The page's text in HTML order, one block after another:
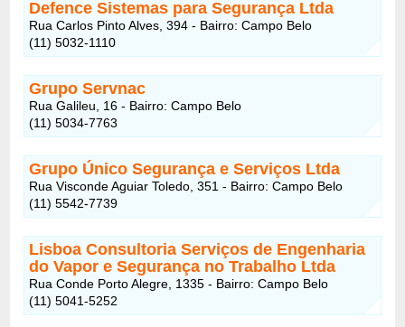
Defence Sistemas para Segurança Ltda
Rua Carlos Pinto Alves, 394 - Bairro: Campo Belo
(11) 5032-1110
Grupo Servnac
Rua Galileu, 16 - Bairro: Campo Belo
(11) 5034-7763
Grupo Único Segurança e Serviços Ltda
Rua Visconde Aguiar Toledo, 351 - Bairro: Campo Belo
(11) 5542-7739
Lisboa Consultoria Serviços de Engenharia
do Vapor e Segurança no Trabalho Ltda
Rua Conde Porto Alegre, 1335 - Bairro: Campo Belo
(11) 5041-5252